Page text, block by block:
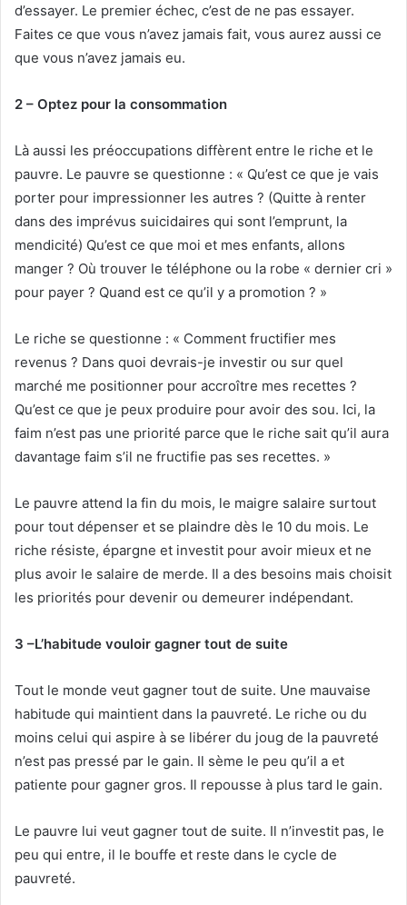
d’essayer. Le premier échec, c’est de ne pas essayer.
Faites ce que vous n’avez jamais fait, vous aurez aussi ce
que vous n’avez jamais eu.
2 – Optez pour la consommation
Là aussi les préoccupations diffèrent entre le riche et le
pauvre. Le pauvre se questionne : « Qu’est ce que je vais
porter pour impressionner les autres ? (Quitte à renter
dans des imprévus suicidaires qui sont l’emprunt, la
mendicité) Qu’est ce que moi et mes enfants, allons
manger ? Où trouver le téléphone ou la robe « dernier cri »
pour payer ? Quand est ce qu’il y a promotion ? »
Le riche se questionne : « Comment fructifier mes
revenus ? Dans quoi devrais-je investir ou sur quel
marché me positionner pour accroître mes recettes ?
Qu’est ce que je peux produire pour avoir des sou. Ici, la
faim n’est pas une priorité parce que le riche sait qu’il aura
davantage faim s’il ne fructifie pas ses recettes. »
Le pauvre attend la fin du mois, le maigre salaire surtout
pour tout dépenser et se plaindre dès le 10 du mois. Le
riche résiste, épargne et investit pour avoir mieux et ne
plus avoir le salaire de merde. Il a des besoins mais choisit
les priorités pour devenir ou demeurer indépendant.
3 –L’habitude vouloir gagner tout de suite
Tout le monde veut gagner tout de suite. Une mauvaise
habitude qui maintient dans la pauvreté. Le riche ou du
moins celui qui aspire à se libérer du joug de la pauvreté
n’est pas pressé par le gain. Il sème le peu qu’il a et
patiente pour gagner gros. Il repousse à plus tard le gain.
Le pauvre lui veut gagner tout de suite. Il n’investit pas, le
peu qui entre, il le bouffe et reste dans le cycle de
pauvreté.